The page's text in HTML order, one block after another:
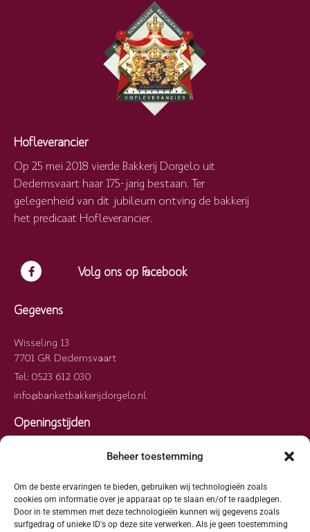
Beheer toestemming
Om de beste ervaringen te bieden, gebruiken wij technologieën zoals
cookies om informatie over je apparaat op te slaan en/of te raadplegen.
Door in te stemmen met deze technologieën kunnen wij gegevens zoals
surfgedrag of unieke ID's op deze site verwerken. Als je geen toestemming
Hofleverancier
Op 25 mei 2018 vierde Bakkerij Dorgelo uit
Dedemsvaart haar 175-jarig bestaan. Ter
gelegenheid van dit jubileum ontving de bakkerij
het predicaat Hofleverancier.
Volg ons op Facebook
Gegevens
Wisseling 13
7701 GR Dedemsvaart
Tel: 0523 612 030
info@banketbakkerijdorgelo.nl
Openingstijden
Woensdag
Donderdag
Vrijdag
09:00 – 13:00
09:00 – 13:00
09:00 – 13:00
09:00 – 13:00